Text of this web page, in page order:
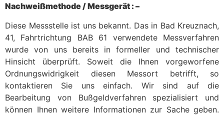
Nachweißmethode / Messgerät : –
Diese Messstelle ist uns bekannt. Das in Bad Kreuznach,
41, Fahrtrichtung BAB 61 verwendete Messverfahren
wurde von uns bereits in formeller und technischer
Hinsicht überprüft. Soweit die Ihnen vorgeworfene
Ordnungswidrigkeit diesen Messort betrifft, so
kontaktieren Sie uns einfach. Wir sind auf die
Bearbeitung von Bußgeldverfahren spezialisiert und
können Ihnen weitere Informationen zur Sache geben.